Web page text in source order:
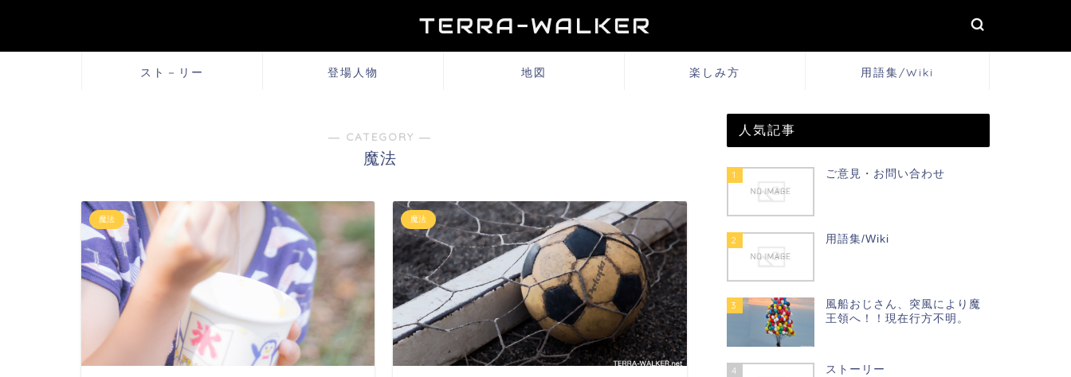
TERRA-WALKER
スト－リー 登場人物 地図 楽しみ方 用語集/Wiki
― CATEGORY ―
魔法
魔法 魔法
人気記事
1 ご意見・お問い合わせ
2 用語集/Wiki
3
風船おじさん、突風により魔
王領へ！！現在行方不明。
4 ストーリー